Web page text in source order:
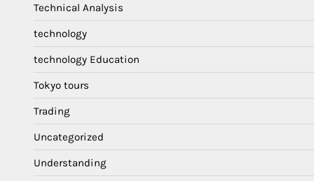
Technical Analysis
technology
technology Education
Tokyo tours
Trading
Uncategorized
Understanding